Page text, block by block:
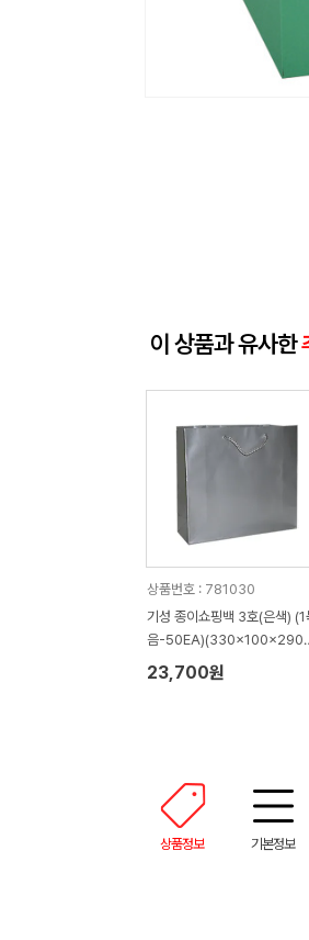
이 상품과 유사한
상품번호 : 781030
기성 종이쇼핑백 3호(은색) (1
음-
m)
23,700원
상품정보 기본정보